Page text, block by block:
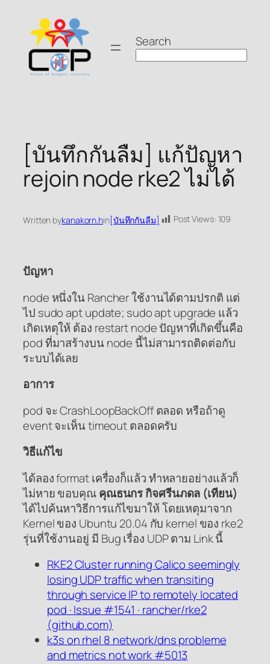
content
Search
[บันทึกกันลืม] แก้ปัญหา
rejoin node rke2 ไม่ได้
Written bykanakorn.hin[บันทึกกันลืม] Post Views: 109
ปัญหา
node หนึ่งใน Rancher ใช้งานได้ตามปรกติ แต่
ไป sudo apt update; sudo apt upgrade แล้ว
เกิดเหตุให้ ต้อง restart node ปัญหาที่เกิดขึ้นคือ
pod ที่มาสร้างบน node นี้ไม่สามารถติดต่อกับ
ระบบได้เลย
อาการ
pod จะ CrashLoopBackOff ตลอด หรือถ้าดู
event จะเห็น timeout ตลอดครับ
วิธีแก้ไข
ได้ลอง format เครื่องก็แล้ว ทำหลายอย่างแล้วก็
ไม่หาย ขอบคุณคุณธนกร กิจศรีนภดล (เทียน)
ได้ไปค้นหาวิธีการแก้ไขมาให้ โดยเหตุมาจาก
Kernel ของ Ubuntu 20.04 กับ kernel ของ rke2
รุ่นที่ใช้งานอยู่ มี Bug เรื่อง UDP ตาม Link นี้
RKE2 Cluster running Calico seemingly
losing UDP traffic when transiting
through service IP to remotely located
pod · Issue #1541 · rancher/rke2
(github.com)
k3s on rhel 8 network/dns probleme
and metrics not work #5013